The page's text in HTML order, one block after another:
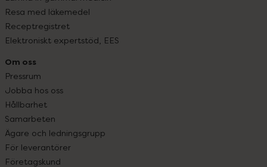
Resa med läkemedel
Receptregistret
Elektroniskt expertstöd, EES
Om oss
Pressrum
Jobba hos oss
Hållbarhet
Samarbeten
Ägare och ledningsgrupp
För leverantörer
Företagskund